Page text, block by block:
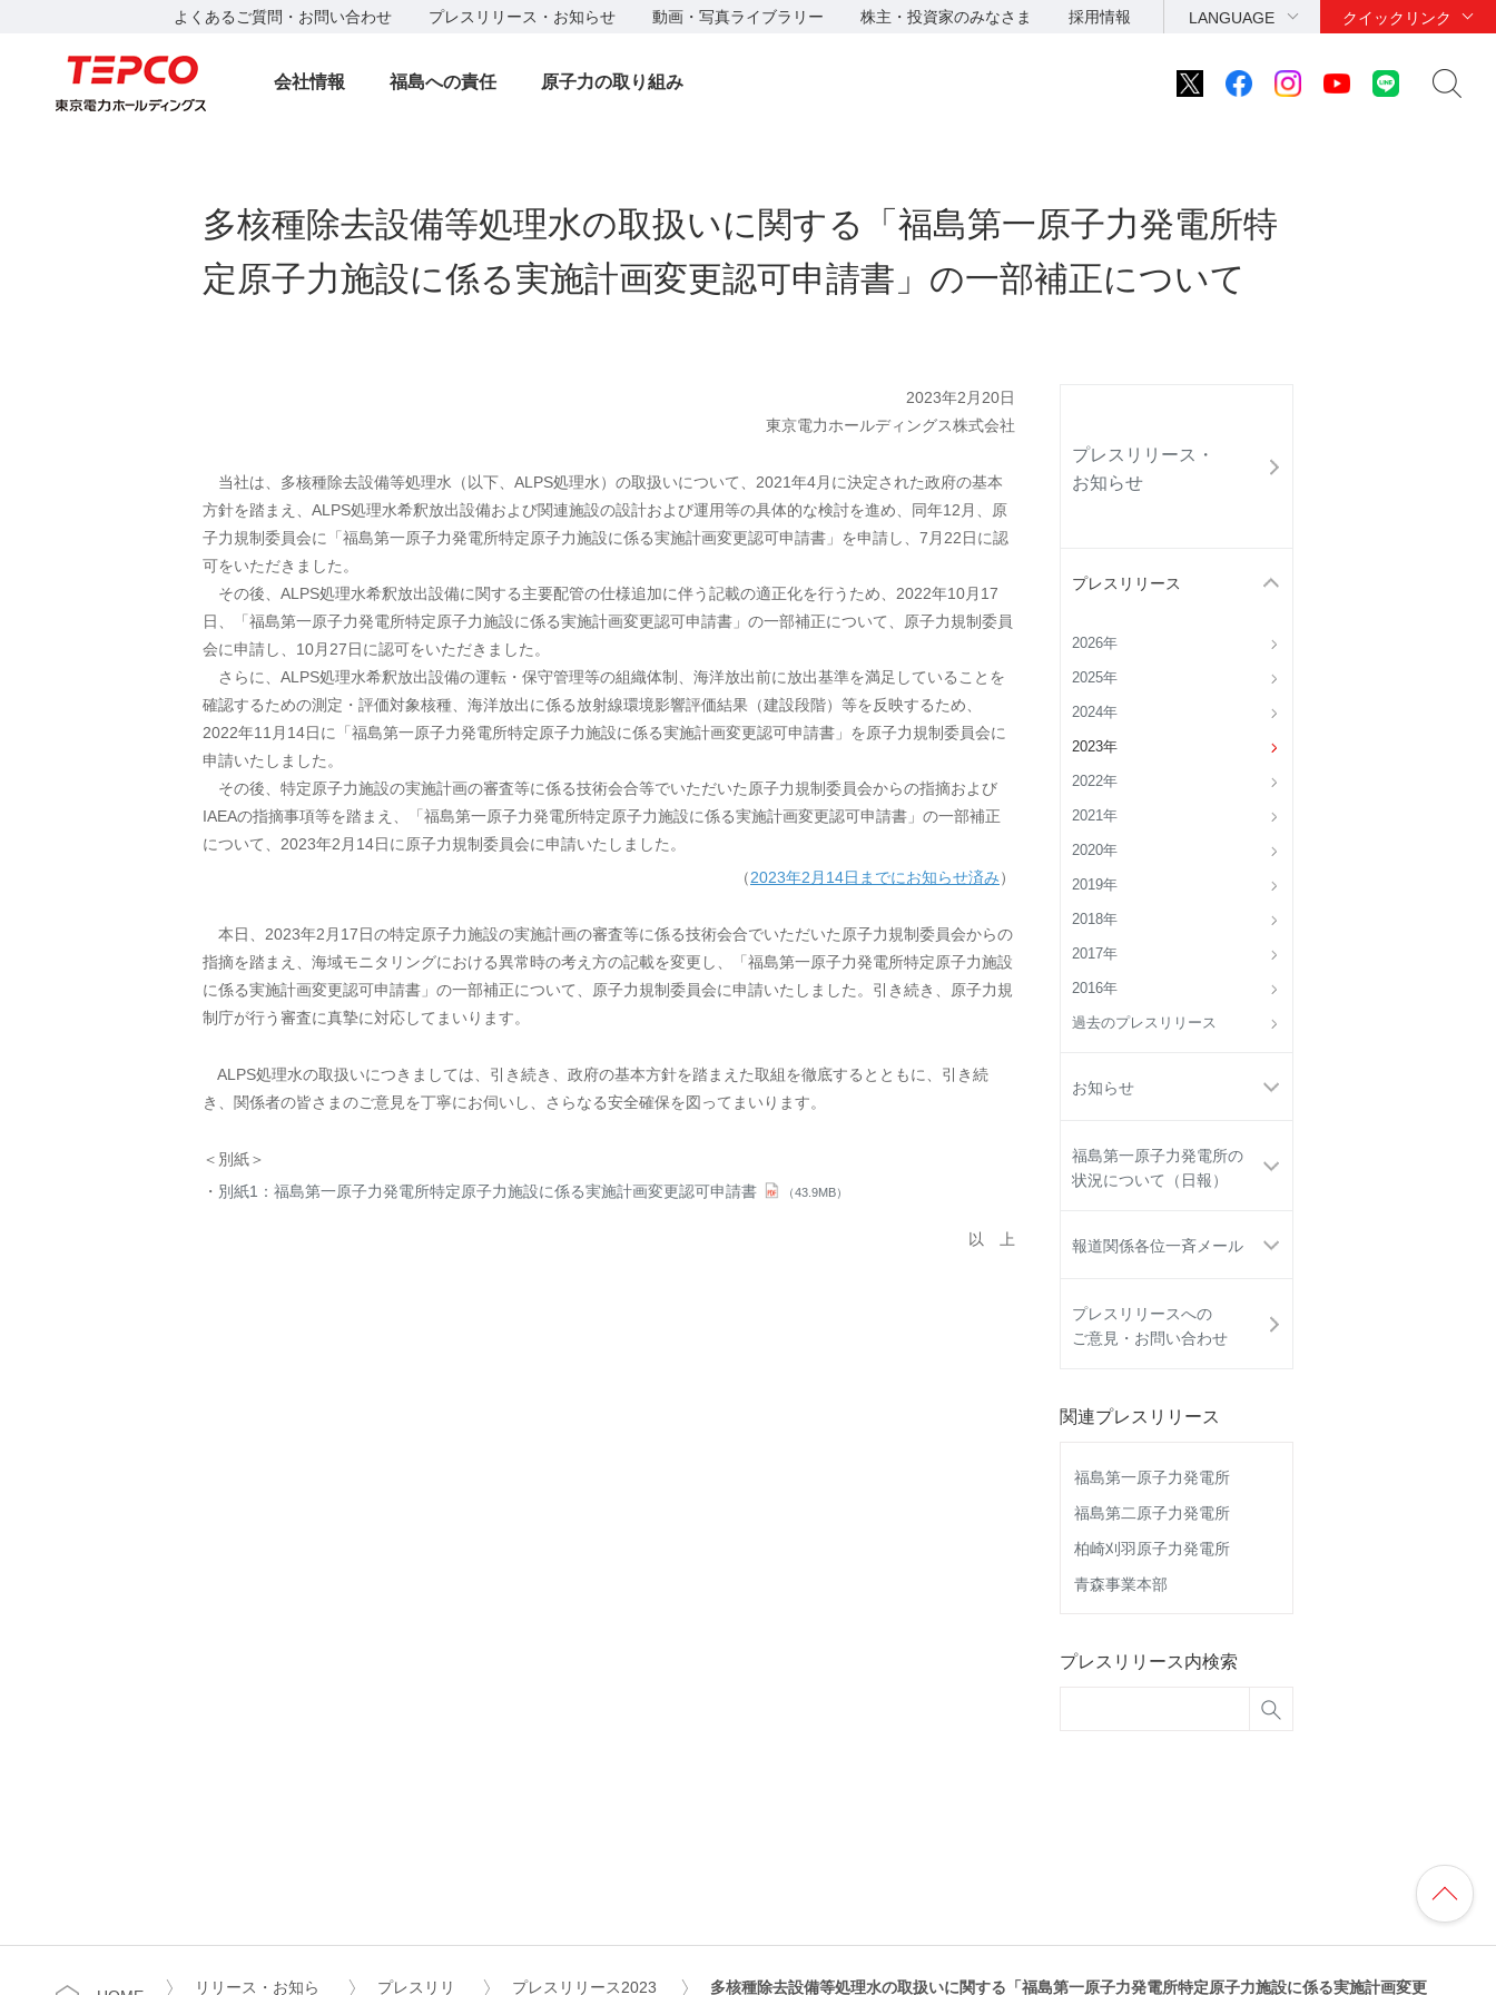
よくあるご質問・お問い合わせ プレスリリース・お知らせ 動画・写真ライブラリー 株主・投資家のみなさま 採用情報 LANGUAGE クイックリンク
会社情報 福島への責任 原子力の取り組み
プレスリリース・
お知らせ
プレスリリース
2026年
2025年
2024年
2023年
2022年
2021年
2020年
2019年
2018年
2017年
2016年
過去のプレスリリース
お知らせ
福島第一原子力発電所の
状況について（日報）
報道関係各位一斉メール
プレスリリースへの
ご意見・お問い合わせ
関連プレスリリース
福島第一原子力発電所
福島第二原子力発電所
柏崎刈羽原子力発電所
青森事業本部
プレスリリース内検索
多核種除去設備等処理水の取扱いに関する「福島第一原子力発電所特
定原子力施設に係る実施計画変更認可申請書」の一部補正について
2023年2月20日
東京電力ホールディングス株式会社
当社は、多核種除去設備等処理水（以下、ALPS処理水）の取扱いについて、2021年4月に決定された政府の基本
方針を踏まえ、ALPS処理水希釈放出設備および関連施設の設計および運用等の具体的な検討を進め、同年12月、原
子力規制委員会に「福島第一原子力発電所特定原子力施設に係る実施計画変更認可申請書」を申請し、7月22日に認
可をいただきました。
その後、ALPS処理水希釈放出設備に関する主要配管の仕様追加に伴う記載の適正化を行うため、2022年10月17
日、「福島第一原子力発電所特定原子力施設に係る実施計画変更認可申請書」の一部補正について、原子力規制委員
会に申請し、10月27日に認可をいただきました。
さらに、ALPS処理水希釈放出設備の運転・保守管理等の組織体制、海洋放出前に放出基準を満足していることを
確認するための測定・評価対象核種、海洋放出に係る放射線環境影響評価結果（建設段階）等を反映するため、
2022年11月14日に「福島第一原子力発電所特定原子力施設に係る実施計画変更認可申請書」を原子力規制委員会に
申請いたしました。
その後、特定原子力施設の実施計画の審査等に係る技術会合等でいただいた原子力規制委員会からの指摘および
IAEAの指摘事項等を踏まえ、「福島第一原子力発電所特定原子力施設に係る実施計画変更認可申請書」の一部補正
について、2023年2月14日に原子力規制委員会に申請いたしました。
（2023年2月14日までにお知らせ済み）
本日、2023年2月17日の特定原子力施設の実施計画の審査等に係る技術会合でいただいた原子力規制委員会からの
指摘を踏まえ、海域モニタリングにおける異常時の考え方の記載を変更し、「福島第一原子力発電所特定原子力施設
に係る実施計画変更認可申請書」の一部補正について、原子力規制委員会に申請いたしました。引き続き、原子力規
制庁が行う審査に真摯に対応してまいります。
ALPS処理水の取扱いにつきましては、引き続き、政府の基本方針を踏まえた取組を徹底するとともに、引き続
き、関係者の皆さまのご意見を丁寧にお伺いし、さらなる安全確保を図ってまいります。
＜別紙＞
別紙1：福島第一原子力発電所特定原子力施設に係る実施計画変更認可申請書
（43.9MB）
以 上
リリース・お知ら プレスリリ プレスリリース2023 多核種除去設備等処理水の取扱いに関する「福島第一原子力発電所特定原子力施設に係る実施計画変更